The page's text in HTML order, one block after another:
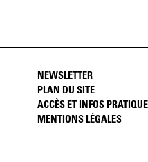
NEWSLETTER
PLAN DU SITE
ACCÈS ET INFOS
MENTIONS LÉGALES